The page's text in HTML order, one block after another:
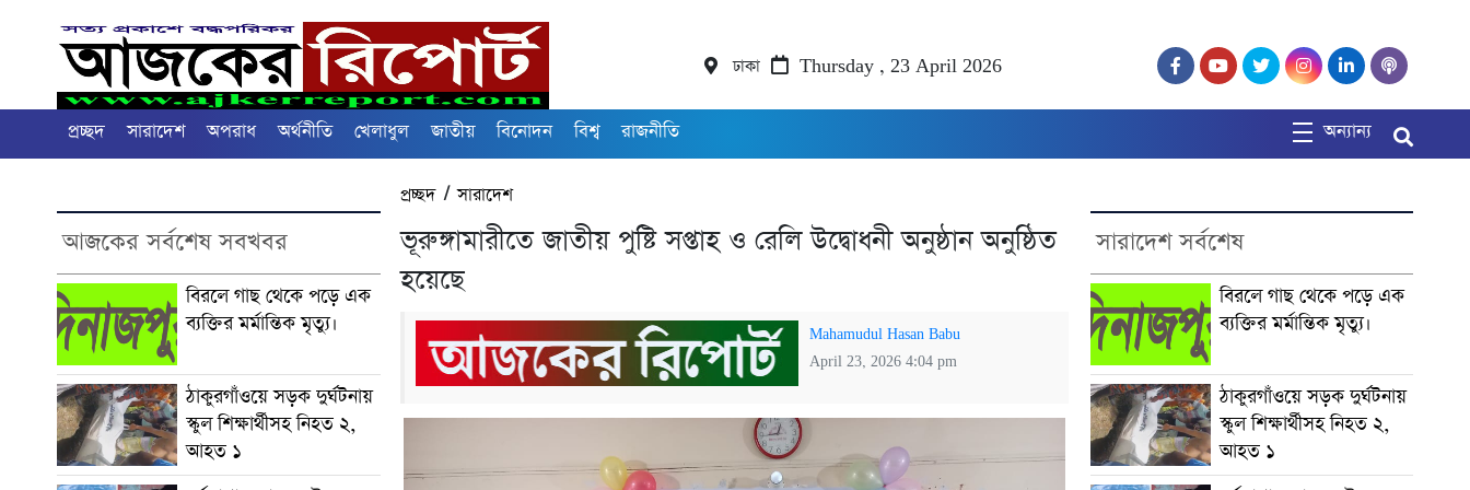
ঢাকা Thursday , 23 April 2026
প্রচ্ছদ সারাদেশ অপরাধ অর্থনীতি খেলাধুল জাতীয় বিনোদন বিশ্ব রাজনীতি অন্যান্য
আজকের সর্বশেষ সবখবর
বিরলে গাছ থেকে পড়ে এক
ব্যক্তির মর্মান্তিক মৃত্যু।
ঠাকুরগাঁওয়ে সড়ক দুর্ঘটনায়
স্কুল শিক্ষার্থীসহ নিহত ২,
আহত ১
প্রচ্ছদ/সারাদেশ
ভূরুঙ্গামারীতে জাতীয় পুষ্টি সপ্তাহ ও রেলি উদ্বোধনী অনুষ্ঠান অনুষ্ঠিত
হয়েছে
Mahamudul Hasan Babu
April 23, 2026 4:04 pm
সারাদেশ সর্বশেষ
বিরলে গাছ থেকে পড়ে এক
ব্যক্তির মর্মান্তিক মৃত্যু।
ঠাকুরগাঁওয়ে সড়ক দুর্ঘটনায়
স্কুল শিক্ষার্থীসহ নিহত ২,
আহত ১